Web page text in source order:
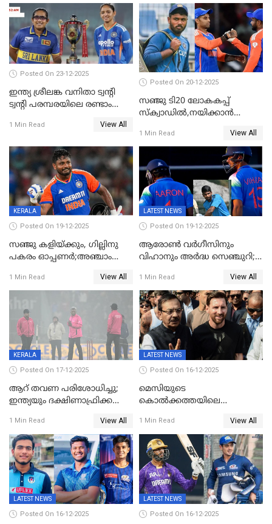
കോഹ്‌ലി, രോഹിത്
വാർണർക്കൊപ്പം
ഇന്തോനേഷ്യൻ താരം
Posted On 23-12-2025
ഇന്ത്യ ശ്രീലങ്ക വനിതാ ട്വന്റി
ട്വന്റി പരമ്പരയിലെ രണ്ടാം
1 Min Read View All
Posted On 20-12-2025
സഞ്ജു ടി20 ലോകകപ്പ്
സ്‌ക്വാഡിൽ,നയിക്കാൻ
പ്രഖ്യാപിച്ച് ബി.സി.സി.ഐ
1 Min Read View All
KERALA
Posted On 19-12-2025
സഞ്ജു കളിയ്ക്കും, ഗില്ലിനു
പകരം ഓപ്പണർ;അഞ്ചാം
മാറ്റം
1 Min Read View All
LATEST NEWS
Posted On 19-12-2025
ആരോൺ വർഗീസിനും
വിഹാനും അർദ്ധ സെഞ്ചുറി;
ഇന്ത്യ ഫൈനലിൽ
1 Min Read View All
KERALA
Posted On 17-12-2025
ആറ് തവണ പരിശോധിച്ചു;
ഇന്ത്യയും ദക്ഷിണാഫ്രിക്കയും
ഉപേക്ഷിച്ചു
1 Min Read View All
LATEST NEWS
Posted On 16-12-2025
മെസിയുടെ
കൊൽക്കത്തയിലെ
സംഘർഷം: കായിക മന്ത്രി
അരൂപ് ബിശ്വാസ് രാജിവച്ചു
1 Min Read View All
LATEST NEWS
Posted On 16-12-2025
LATEST NEWS
Posted On 16-12-2025